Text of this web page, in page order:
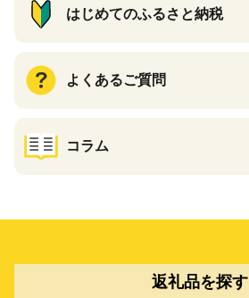
はじめてのふるさと納税
よくあるご質問
コラム
返礼品を探す